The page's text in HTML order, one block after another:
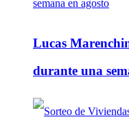
Lucas
durante una